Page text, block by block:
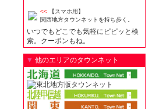
<< 【スマホ用】
関西地方タウンネットを持ち歩く。
いつでもどこでも気軽にピピッと検
索。クーポンもね。
▼ 他のエリアのタウンネット